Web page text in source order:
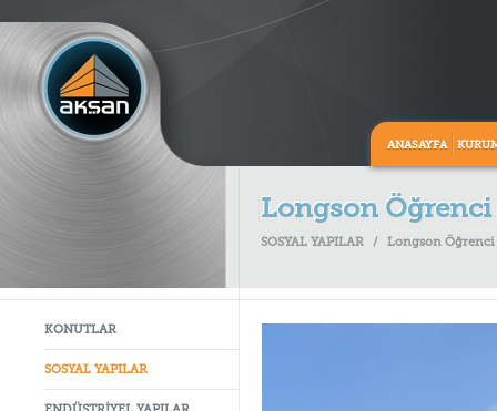
ANASAYFA
KONUTLAR
SOSYAL YAPILAR
Longson
SOSYAL YAPILAR / Longson Öğrenci